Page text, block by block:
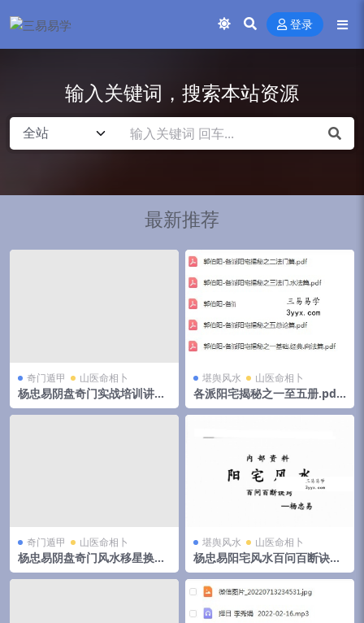
登录
输入关键词，搜索本站资源
最新推荐
奇门遁甲 山医命相卜
杨忠易阴盘奇门实战培训讲义.
pdf 174页高清电子版 百度云
堪舆风水 山医命相卜
各派阳宅揭秘之一至五册.pdf
郭伯阳 百度云下载！
奇门遁甲 山医命相卜
杨忠易阴盘奇门风水移星换斗
实战培训讲义.pdf 92页 百度
云
堪舆风水 山医命相卜
杨忠易阳宅风水百问百断诀窍
132页.pdf 资料合集 百度云下
载！